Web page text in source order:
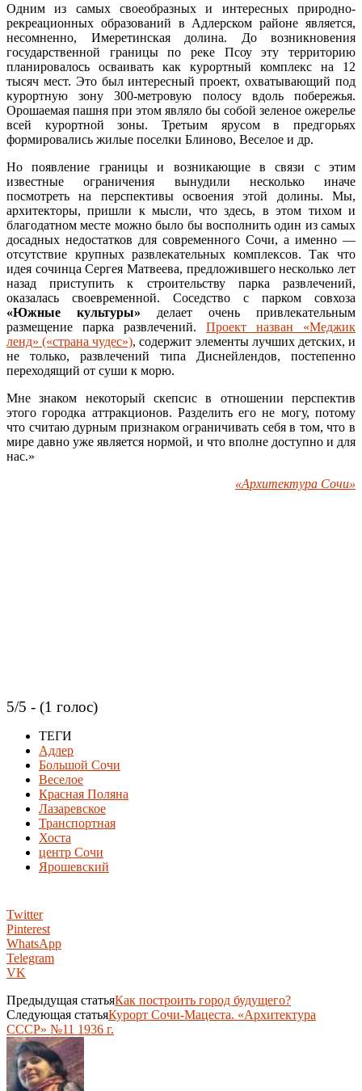
Одним из самых своеобразных и интересных природно-
рекреационных образований в Адлерском районе является,
несомненно, Имеретинская долина. До возникновения
государственной границы по реке Псоу эту территорию
планировалось осваивать как курортный комплекс на 12
тысяч мест. Это был интересный проект, охватывающий под
курортную зону 300-метровую полосу вдоль побережья.
Орошаемая пашня при этом являло бы собой зеленое ожерелье
всей курортной зоны. Третьим ярусом в предгорьях
формировались жилые поселки Блиново, Веселое и др.
Но появление границы и возникающие в связи с этим
известные ограничения вынудили несколько иначе
посмотреть на перспективы освоения этой долины. Мы,
архитекторы, пришли к мысли, что здесь, в этом тихом и
благодатном месте можно было бы восполнить один из самых
досадных недостатков для современного Сочи, а именно —
отсутствие крупных развлекательных комплексов. Так что
идея сочинца Сергея Матвеева, предложившего несколько лет
назад приступить к строительству парка развлечений,
оказалась своевременной. Соседство с парком совхоза
«Южные культуры» делает очень привлекательным
размещение парка развлечений. Проект назван «Меджик
ленд» («страна чудес»), содержит элементы лучших детских, и
не только, развлечений типа Диснейлендов, постепенно
переходящий от суши к морю.
Мне знаком некоторый скепсис в отношении перспектив
этого городка аттракционов. Разделить его не могу, потому
что считаю дурным признаком ограничивать себя в том, что в
мире давно уже является нормой, и что вполне доступно и для
нас.»
«Архитектура Сочи»
5/5 - (1 голос)
ТЕГИ
Адлер
Большой Сочи
Веселое
Красная Поляна
Лазаревское
Транспортная
Хоста
центр Сочи
Ярошевский
Twitter
Pinterest
WhatsApp
Telegram
VK
Предыдущая статьяКак построить город будущего?
Следующая статьяКурорт Сочи-Мацеста. «Архитектура
СССР» №11 1936 г.